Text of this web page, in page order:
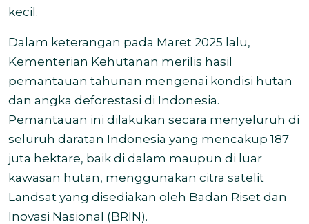
kecil.
Dalam keterangan pada Maret 2025 lalu,
Kementerian Kehutanan merilis hasil
pemantauan tahunan mengenai kondisi hutan
dan angka deforestasi di Indonesia.
Pemantauan ini dilakukan secara menyeluruh di
seluruh daratan Indonesia yang mencakup 187
juta hektare, baik di dalam maupun di luar
kawasan hutan, menggunakan citra satelit
Landsat yang disediakan oleh Badan Riset dan
Inovasi Nasional (BRIN).